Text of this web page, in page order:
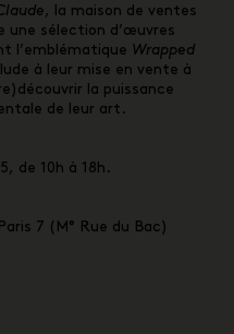
, la maison de ventes
une sélection d’œuvres
l’emblématique
Wrapped
à leur mise en vente à
la puissance
de leur art.
de 10h à 18h.
7 (M° Rue du Bac)